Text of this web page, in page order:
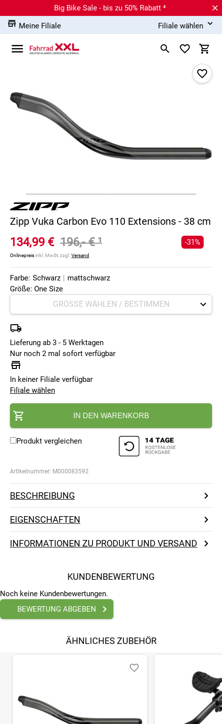
Big Bike Sale - bis zu 50% Rabatt ⁴
Meine Filiale
Filiale wählen
Zipp Vuka Carbon Evo 110 Extensions - 38 cm
134,99 € 196,- €¹
Onlinepreisinkl. MwSt, zzgl. Versand
-31%
Farbe: Schwarz | mattschwarz
Größe: One Size
Lieferung ab 3 - 5 Werktagen
Nur noch 2 mal sofort verfügbar
In keiner Filiale verfügbar
Filiale wählen
IN DEN WARENKORB
Produkt vergleichen
Artikelnummer: M000083592
BESCHREIBUNG
EIGENSCHAFTEN
INFORMATIONEN ZU PRODUKT UND VERSAND
KUNDENBEWERTUNG
Noch keine Kundenbewertungen.
BEWERTUNG ABGEBEN
ÄHNLICHES ZUBEHÖR